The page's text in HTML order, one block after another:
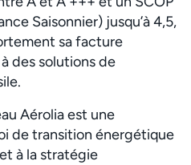
Saisonnier) jusqu’à 4,5,
sa facture
des solutions de
Aérolia est une
de transition énergétique
à la stratégie